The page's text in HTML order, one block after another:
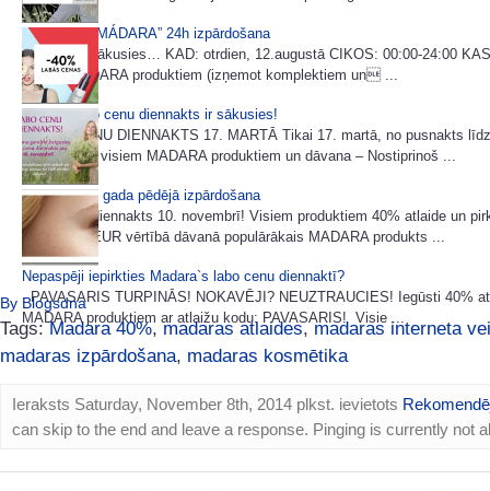
Ilgi gaidītā “MÁDARA” 24h izpārdošana
Akcija ir sākusies… KAD: otrdien, 12.augustā CIKOS: 00:00-24:00
visiem MÁDARA produktiem (izņemot komplektiem un ...
Madara labo cenu diennakts ir sākusies!
LABO CENU DIENNAKTS 17. MARTĀ Tikai 17. martā, no pusnakts
40% atlaide visiem MADARA produktiem un dāvana – Nostiprinoš ...
MADARA šī gada pēdējā izpārdošana
Labo cenu diennakts 10. novembrī! Visiem produktiem 40% atlaide un
vismaz 50 EUR vērtībā dāvanā populārākais MADARA produkts ...
Nepaspēji iepirkties Madara`s labo cenu diennaktī?
PAVASARIS TURPINĀS! NOKAVĒJI? NEUZTRAUCIES! Iegūsti 40%
MADARA produktiem ar atlaižu kodu: PAVASARIS! Visie ...
By Blogsdna
Tags:Madara 40%,madaras atlaides, madaras interneta
madaras izpārdošana, madaras kosmētika
Ieraksts Saturday, November 8th, 2014 plkst. ievietots
can skip to the end and leave a response. Pinging is currently not